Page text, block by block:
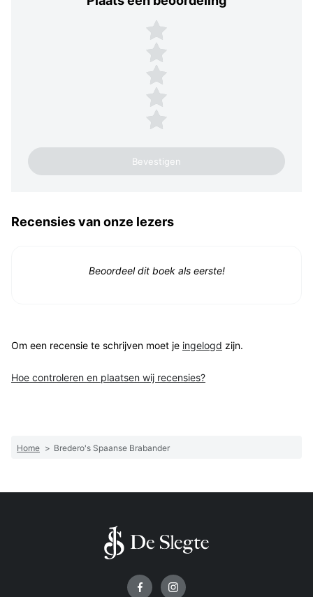
Plaats een beoordeling
5 sterren
4 sterren
3 sterren
2 sterren
1 ster
Recensies van onze lezers
Beoordeel dit boek als eerste!
Om een recensie te schrijven moet je ingelogd zijn.
Hoe controleren en plaatsen wij recensies?
Home > Bredero's Spaanse Brabander